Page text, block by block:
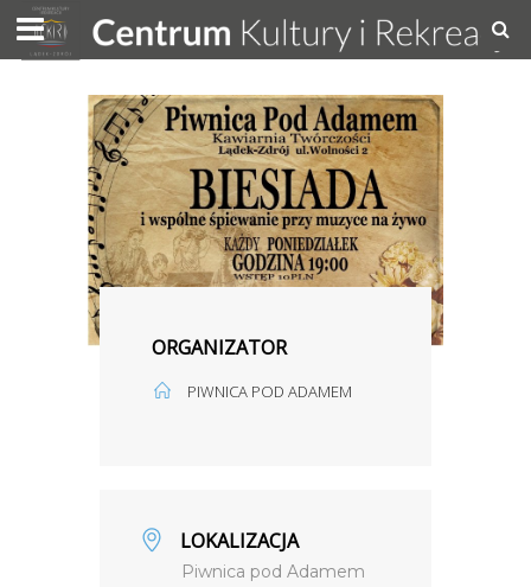
ORGANIZATOR
PIWNICA POD ADAMEM
LOKALIZACJA
Piwnica pod Adamem